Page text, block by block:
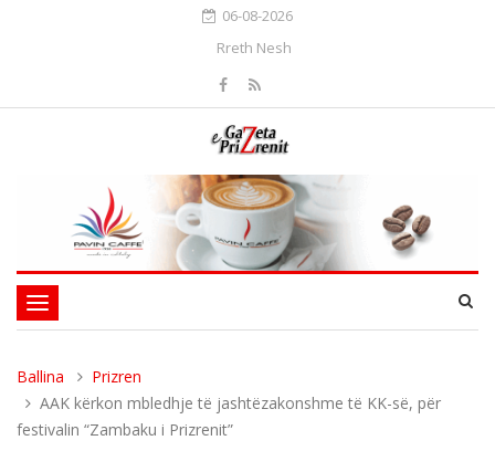
06-08-2026
Rreth Nesh
Toggle
navigation
Ballina
Prizren
AAK kërkon mbledhje të jashtëzakonshme të KK-së, për
festivalin “Zambaku i Prizrenit”